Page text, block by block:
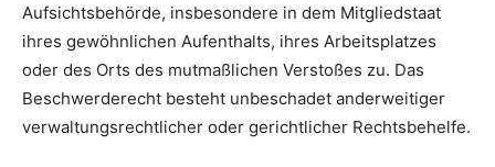
Aufsichtsbehörde, insbesondere in dem Mitgliedstaat
ihres gewöhnlichen Aufenthalts, ihres Arbeitsplatzes
oder des Orts des mutmaßlichen Verstoßes zu. Das
Beschwerderecht besteht unbeschadet anderweitiger
verwaltungsrechtlicher oder gerichtlicher Rechtsbehelfe.